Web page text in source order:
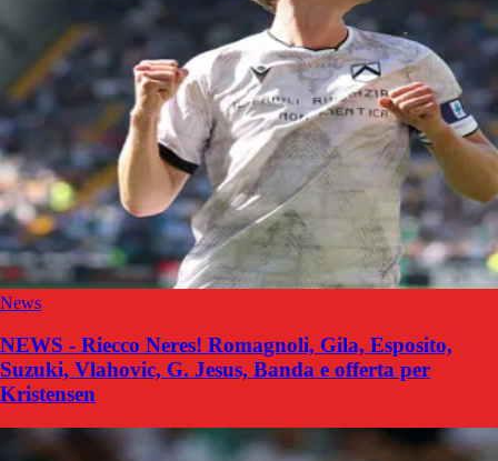
News
NEWS - Riecco Neres! Romagnoli, Gila, Esposito,
Suzuki, Vlahovic, G. Jesus, Banda e offerta per
Kristensen